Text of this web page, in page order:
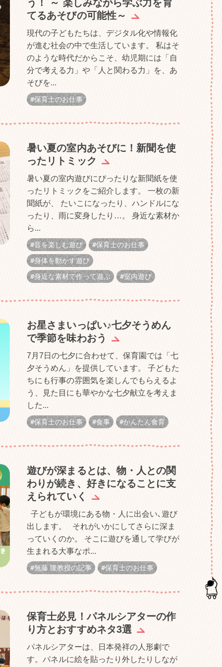
う！ ～ 楽しみながら学ぶ力を育
てるあそびの可能性～
現代の子どもたちは、デジタル化や情報化
が進む社会の中で生活しています。 私はそ
のような時代だからこそ、幼児期には「自
分で考える力」や「人と関わる力」を、あ
そびを...
保育士のお仕事
暑い夏の室内あそびに！新聞を使
ったリトミック
暑い夏の室内遊びにぴったりな新聞紙を使
ったリトミックをご紹介します。 一枚の新
聞紙が、 たいこになったり、ハンドルにな
ったり、雨に変身したり…。 身近な素材か
ら...
音を楽しむ遊び
保育士のお仕事
身体を動かす遊び
身近な素材で作って遊ぶ
室内遊び
お星さまいっぱい♪七夕そうめん
で季節を味わおう
7月7日の七夕に合わせて、保育園では「七
夕そうめん」を提供しています。 子どもた
ちにも行事の雰囲気を楽しんでもらえるよ
う、見た目にも華やかな七夕献立を考えま
した...
保育士のお仕事 食事 かんたん食育
遊びが深まるとは、物・人との関
わりが続き、好きになることに支
えられていく
子どもが環境にある物・人に出会い､遊び
出します。 それがいかにしてさらに深ま
っていくのか。 そこに遊びを通して学びが
生まれる大事なポ...
無藤 隆教授の記事 保育士のお仕事
保育士必見！パネルシアターの作
り方とおすすめネタ3選
パネルシアターは、日本発祥の人形劇で
す。パネルに絵を貼ったり外したりしなが